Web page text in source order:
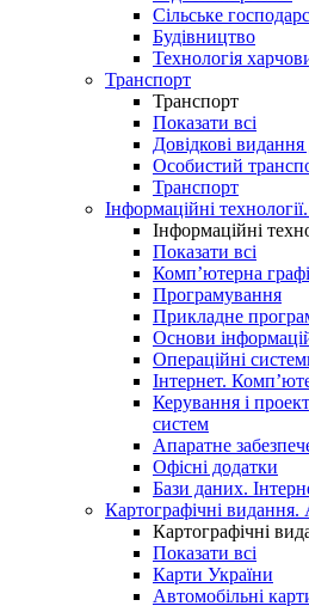
Сільське
Будівництво
Технологія
Транспорт
Транспорт
Показати всі
Довідкові видання
Особистий
Транспорт
Інформаційні
Інформаційні
Показати всі
Комп’ютерна
Програмування
Прикладне
Основи
Операційні
Інтернет.
Керування і
систем
Апаратне
Офісні додатки
Бази даних.
Картографічні видання.
Картографічні
Показати всі
Карти України
Автомобільні